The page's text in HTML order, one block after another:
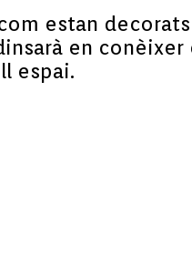
estan
en
espai.